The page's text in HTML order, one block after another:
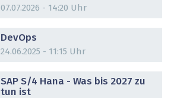
07.07.2026 - 14:20 Uhr
DevOps
24.06.2025 - 11:15 Uhr
SAP S/4 Hana - Was bis 2027 zu
tun ist